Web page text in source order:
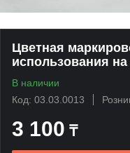
Цветная
использования
В наличии
Код: 03.03.0013
3 100 ₸